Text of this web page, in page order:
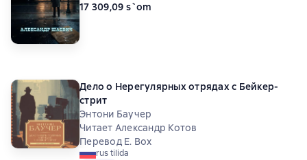
17 309,09 s`om
Дело о Нерегулярных отрядах с Бейкер-
стрит
Энтони Баучер
Читает Александр Котов
Перевод Е. Вох
rus tilida